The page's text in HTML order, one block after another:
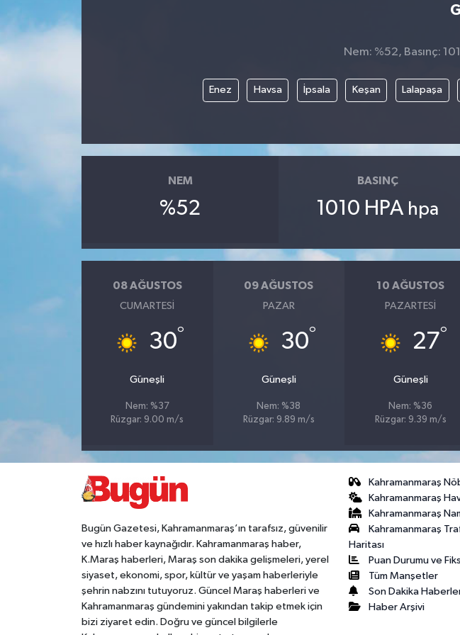
Nem: %52, Basınç:
Enez Havsa İpsala Keşan Lalapaşa
NEM
%52
BASINÇ
1010 HPA hpa
08 AĞUSTOS
CUMARTESI
30°
Güneşli
Nem: %37
Rüzgar: 9.00 m/s
09 AĞUSTOS
PAZAR
30°
Güneşli
Nem: %38
Rüzgar: 9.89 m/s
10 AĞUSTOS
PAZARTESI
27°
Güneşli
Nem: %36
Rüzgar: 9.39 m/s
Bugün Gazetesi, Kahramanmaraş’ın tarafsız, güvenilir
ve hızlı haber kaynağıdır. Kahramanmaraş haber,
K.Maraş haberleri, Maraş son dakika gelişmeleri, yerel
siyaset, ekonomi, spor, kültür ve yaşam haberleriyle
şehrin nabzını tutuyoruz. Güncel Maraş haberleri ve
Kahramanmaraş gündemini yakından takip etmek için
bizi ziyaret edin. Doğru ve güncel bilgilerle
Kahramanmaraş
Kahramanmaraş
Kahramanmaraş
Kahramanmaraş
Haritası
Puan Durumu ve
Tüm Manşetler
Son Dakika
Haber Arşivi
Haberde İnsan
KAHRAMANMARAŞ